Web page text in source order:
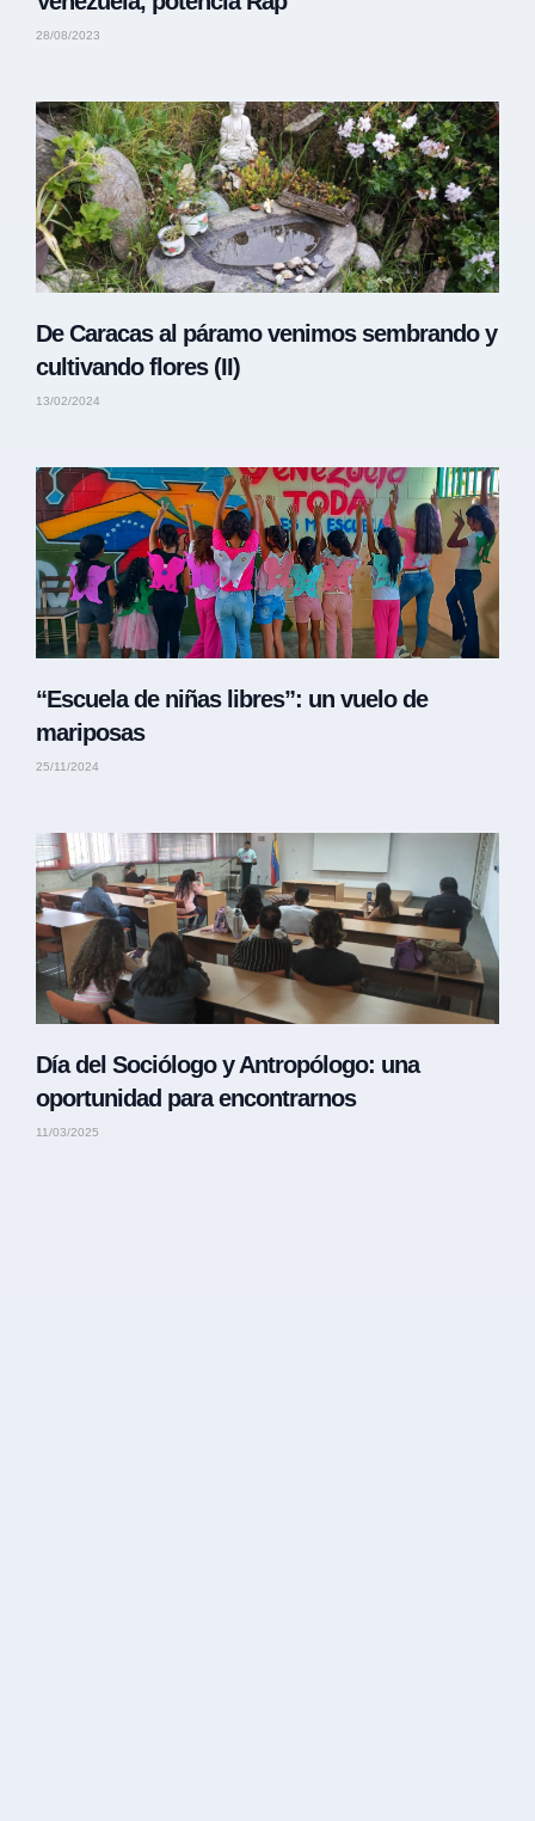
28/08/2023
De Caracas al páramo venimos sembrando y
cultivando flores (II)
13/02/2024
“Escuela de niñas libres”: un vuelo de
mariposas
25/11/2024
Día del Sociólogo y Antropólogo: una
oportunidad para encontrarnos
11/03/2025